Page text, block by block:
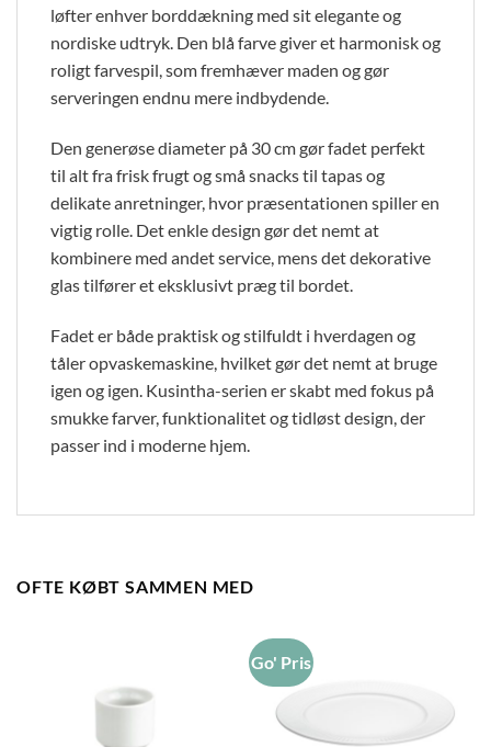
løfter enhver borddækning med sit elegante og
nordiske udtryk. Den blå farve giver et harmonisk og
roligt farvespil, som fremhæver maden og gør
serveringen endnu mere indbydende.
Den generøse diameter på 30 cm gør fadet perfekt
til alt fra frisk frugt og små snacks til tapas og
delikate anretninger, hvor præsentationen spiller en
vigtig rolle. Det enkle design gør det nemt at
kombinere med andet service, mens det dekorative
glas tilfører et eksklusivt præg til bordet.
Fadet er både praktisk og stilfuldt i hverdagen og
tåler opvaskemaskine, hvilket gør det nemt at bruge
igen og igen. Kusintha-serien er skabt med fokus på
smukke farver, funktionalitet og tidløst design, der
passer ind i moderne hjem.
OFTE KØBT SAMMEN MED
Go' Pris